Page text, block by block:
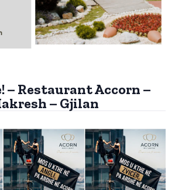
– Restaurant Accorn –
– Gjilan